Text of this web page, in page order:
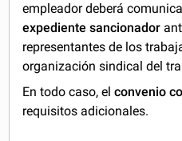
empleador deberá
expediente sancionador
representantes de los
organización sindical del
En todo caso, elconvenio
requisitos adicionales.